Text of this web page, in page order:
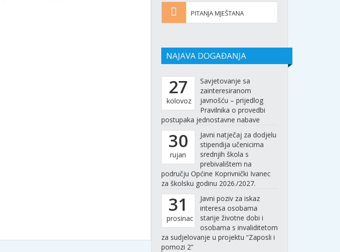
PITANJA MJEŠTANA
NAJAVA DOGAĐANJA
27
kolovoz
Savjetovanje sa
zainteresiranom
javnošću – prijedlog
Pravilnika o provedbi
postupaka jednostavne nabave
30
rujan
Javni natječaj za dodjelu
stipendija učenicima
srednjih škola s
prebivalištem na
području Općine Koprivnički Ivanec
za školsku godinu 2026./2027.
31
prosinac
Javni poziv za iskaz
interesa osobama
starije životne dobi i
osobama s invaliditetom
za sudjelovanje u projektu “Zaposli i
pomozi 2”